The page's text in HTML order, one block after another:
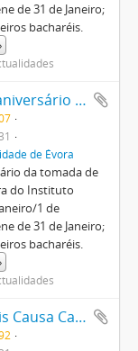
de 31 de Janeiro;
bacharéis.
Comemorações do 6.º aniversário da Universidade restaurada
de Évora
da tomada de
do Instituto
1 de
de 31 de Janeiro;
bacharéis.
Doutoramentos Honoris Causa Caldeira Cabral e Henrique de Barros